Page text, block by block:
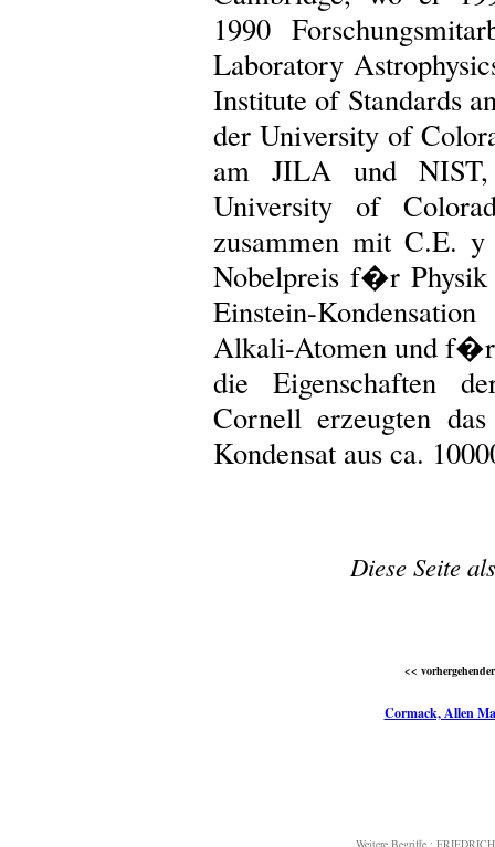
1990
Laboratory
Institute of Standards
der University of
am JILA und
University of
zusammen mit C.E.
Nobelpreis f�r
Einstein-
Alkali-Atomen und
die Eigenschaften
Cornell erzeugten
Kondensat aus ca.
Diese Seite
<<
Cormack, Allen
Weitere Begriffe :